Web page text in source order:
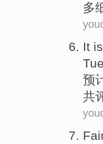
多
It
预
共